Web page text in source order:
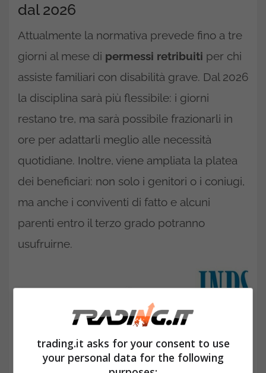
dal 2026
Attualmente la normativa prevede fino a tre
giorni al mese di permessi retribuiti per chi
assiste familiari con disabilità grave. Dal 2026
la disciplina sarà più flessibile: i giorni
restano tre, ma sarà possibile frazionarli in
ore per adattarli meglio alle necessità
quotidiane. Inoltre, viene ampliata la platea
dei beneficiari: non solo i genitori o i coniugi,
ma anche i conviventi di fatto e alcuni
parenti entro il terzo grado potranno
usufruirne.
trading.it asks for your consent to use
your personal data for the following